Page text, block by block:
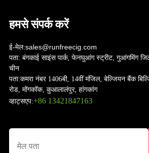
हमसे संपर्क करें
ई-मेल:sales@runfreecig.com
पता: बंगकाई साइंस पार्क, फेनघुआंग स्ट्रीट, गुआंगमिंग
चीन
पता:कमरा नंबर 1406बी, 14वीं मंजिल, बेल्जियन बैंक
रोड, मोंगकॉक, कुआलालंपुर, हांगकांग
व्हाट्सएप:+86 13421847163